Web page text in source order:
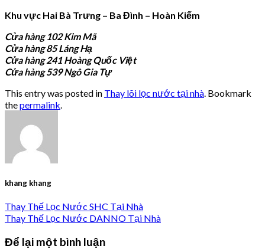
Khu vực Hai Bà Trưng – Ba Đình – Hoàn Kiếm
Cửa hàng 102 Kim Mã
Cửa hàng 85 Láng Hạ
Cửa hàng 241 Hoàng Quốc Việt
Cửa hàng 539 Ngô Gia Tự
This entry was posted in Thay lõi lọc nước tại nhà . Bookmark
thepermalink
khang khang
Thay Thế Lọc Nước SHC Tại Nhà
Thay Thế Lọc Nước DANNO Tại Nhà
Để lại một bình luận